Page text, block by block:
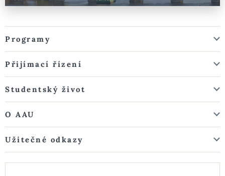
Programy
Přijímací řízení
Studentský život
O AAU
Užitečné odkazy